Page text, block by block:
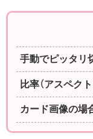
手動でピッタリ
比率（アスペク
カード画像の場